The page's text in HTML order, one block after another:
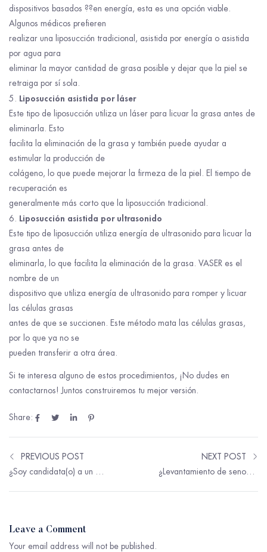
dispositivos basados ??en energía, esta es una opción viable.
Algunos médicos prefieren
realizar una liposucción tradicional, asistida por energía o asistida
por agua para
eliminar la mayor cantidad de grasa posible y dejar que la piel se
retraiga por sí sola.
Liposucción asistida por láser
Este tipo de liposucción utiliza un láser para licuar la grasa antes de
eliminarla. Esto
facilita la eliminación de la grasa y también puede ayudar a
estimular la producción de
colágeno, lo que puede mejorar la firmeza de la piel. El tiempo de
recuperación es
generalmente más corto que la liposucción tradicional.
Liposucción asistida por ultrasonido
Este tipo de liposucción utiliza energía de ultrasonido para licuar la
grasa antes de
eliminarla, lo que facilita la eliminación de la grasa. VASER es el
nombre de un
dispositivo que utiliza energía de ultrasonido para romper y licuar
las células grasas
antes de que se succionen. Este método mata las células grasas,
por lo que ya no se
pueden transferir a otra área.
Si te interesa alguno de estos procedimientos, ¡No dudes en
contactarnos! Juntos construiremos tu mejor versión.
Share:
PREVIOUS POST
¿Soy candidata(o) a un estiramiento facial?
NEXT POST
¿Levantamiento de senos sin implantes? ¡Es posible!
Leave a Comment
Your email address will not be published.